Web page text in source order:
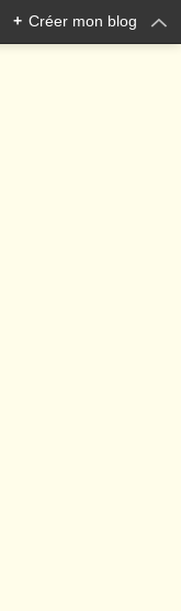
+ Créer mon blog